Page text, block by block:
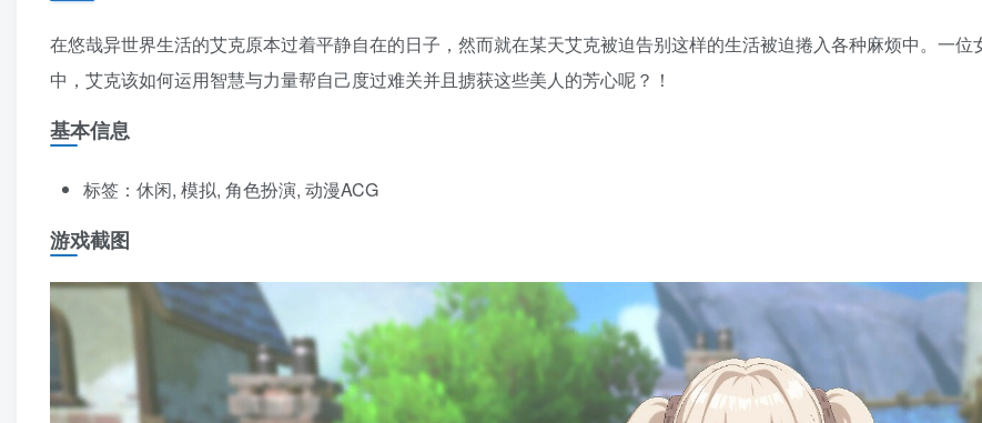
在悠哉异世界生活的艾克原本过着平静自在的日子，然而就在某天艾克被迫告别这样的生活被迫捲入各种麻烦中。一
中，艾克该如何运用智慧与力量帮自己度过难关并且掳获这些美人的芳心呢？！
基本信息
标签：休闲, 模拟, 角色扮演, 动漫ACG
游戏截图